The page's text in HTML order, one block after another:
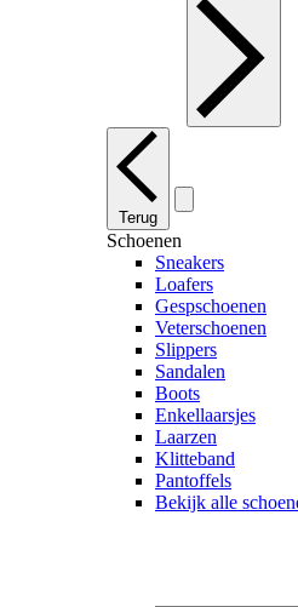
Terug
Schoenen
Sneakers
Loafers
Gespschoenen
Veterschoenen
Slippers
Sandalen
Boots
Enkellaarsjes
Laarzen
Klitteband
Pantoffels
Bekijk alle